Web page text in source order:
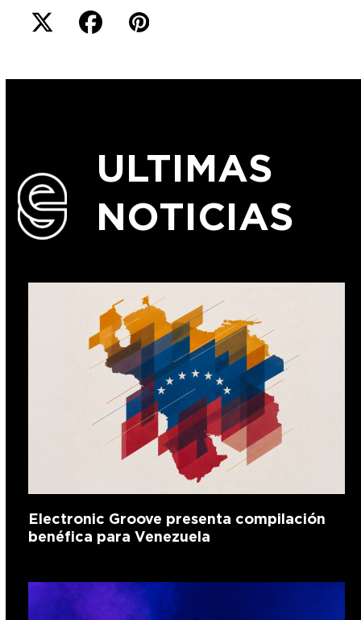
ULTIMAS
NOTICIAS
Electronic Groove presenta compilación
benéfica para Venezuela